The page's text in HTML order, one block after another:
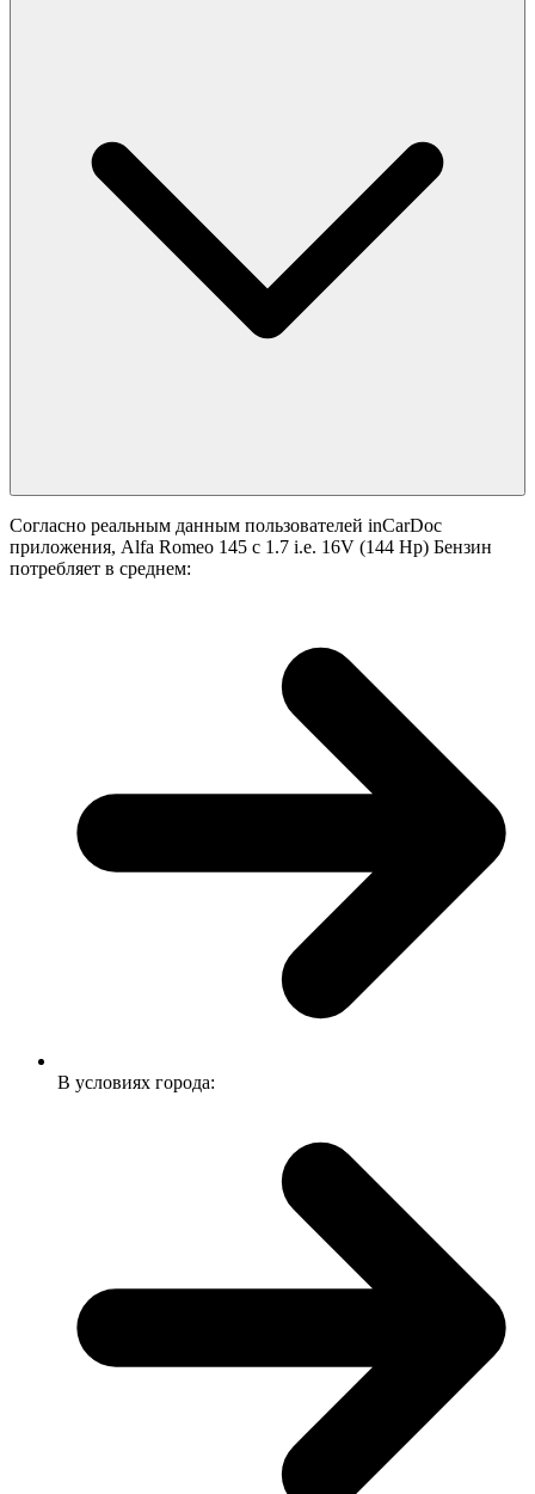
Согласно реальным данным пользователей inCarDoc
приложения, Alfa Romeo 145 с 1.7 i.e. 16V (144 Hp) Бензин
потребляет в среднем:
В условиях города: